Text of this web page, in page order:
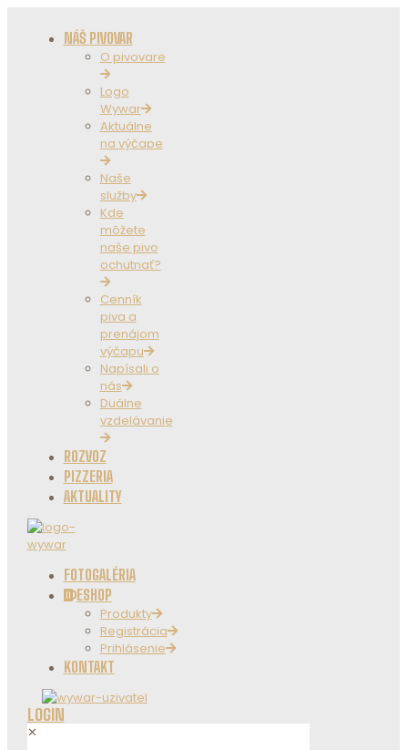
NÁŠ PIVOVAR
O pivovare
Logo
Wywar
Aktuálne
na výčape
Naše
služby
Kde
môžete
naše pivo
ochutnať?
Cenník
piva a
prenájom
výčapu
Napísali o
nás
Duálne
vzdelávanie
ROZVOZ
PIZZERIA
AKTUALITY
FOTOGALÉRIA
ESHOP
Produkty
Registrácia
Prihlásenie
KONTAKT
LOGIN
✕